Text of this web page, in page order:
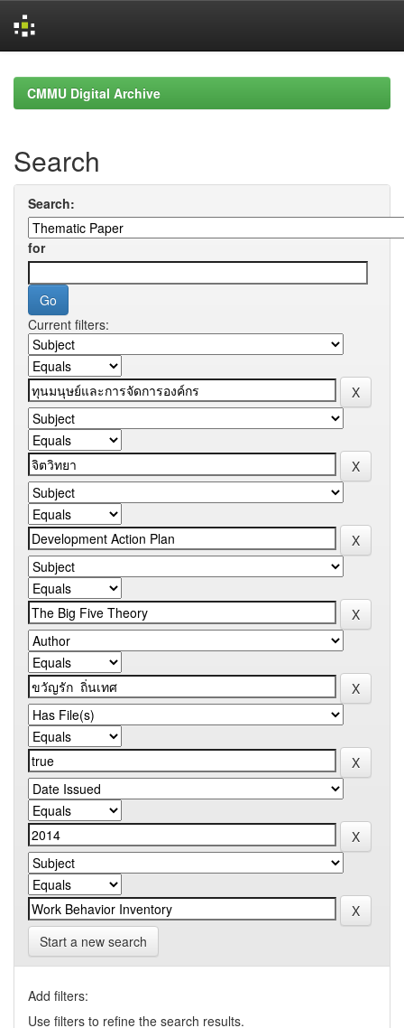
navigationCMMU Digital Archive
Search
Search:
for
Current filters:
Start a new search
Add filters:
Use filters to refine the search results.